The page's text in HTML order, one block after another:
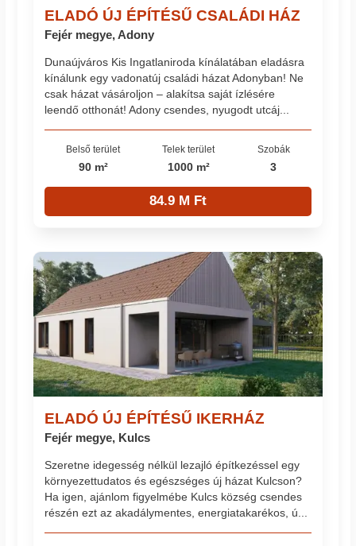
ELADÓ ÚJ ÉPÍTÉSŰ CSALÁDI HÁZ
Fejér megye, Adony
Dunaújváros Kis Ingatlaniroda kínálatában eladásra
kínálunk egy vadonatúj családi házat Adonyban! Ne
csak házat vásároljon – alakítsa saját ízlésére
leendő otthonát! Adony csendes, nyugodt utcáj...
Belső terület
90 m²
Telek terület
1000 m²
Szobák
3
84.9 M Ft
ELADÓ ÚJ ÉPÍTÉSŰ IKERHÁZ
Fejér megye, Kulcs
Szeretne idegesség nélkül lezajló építkezéssel egy
környezettudatos és egészséges új házat Kulcson?
Ha igen, ajánlom figyelmébe Kulcs község csendes
részén ezt az akadálymentes, energiatakarékos, ú...